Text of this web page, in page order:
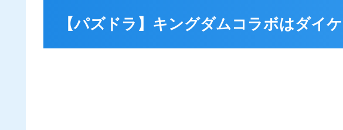
【パズドラ】キングダムコラボはダイ